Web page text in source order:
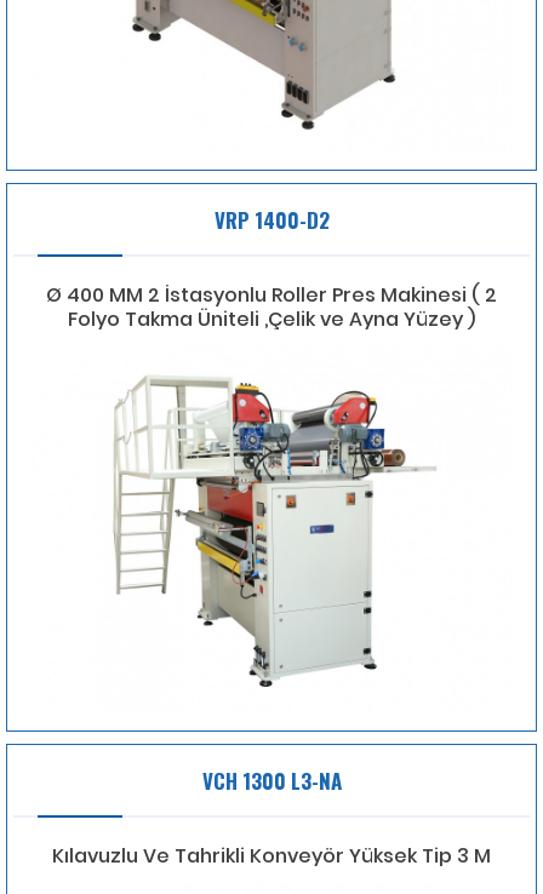
VRP 1400-D2
Ø 400 MM 2 İstasyonlu Roller Pres Makinesi ( 2
Folyo Takma Üniteli ,Çelik ve Ayna Yüzey )
VCH 1300 L3-NA
Kılavuzlu Ve Tahrikli Konveyör Yüksek Tip 3 M